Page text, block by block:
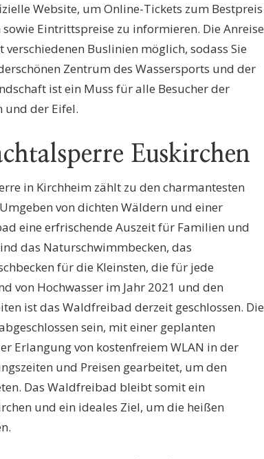
Website, um Online-Tickets zum Bestpreis
Eintrittspreise zu informieren. Die Anreise
Buslinien möglich, sodass Sie
Zentrum des Wassersports und der
ist ein Muss für alle Besucher der
und der Eifel.
Euskirchen
in Kirchheim zählt zu den charmantesten
von dichten Wäldern und einer
eine erfrischende Auszeit für Familien und
das Naturschwimmbecken, das
für die Kleinsten, die für jede
von Hochwasser im Jahr 2021 und den
ist das Waldfreibad derzeit geschlossen. Die
sein, mit einer geplanten
Erlangung von kostenfreiem WLAN in der
und Preisen gearbeitet, um den
Das Waldfreibad bleibt somit ein
und ein ideales Ziel, um die heißen